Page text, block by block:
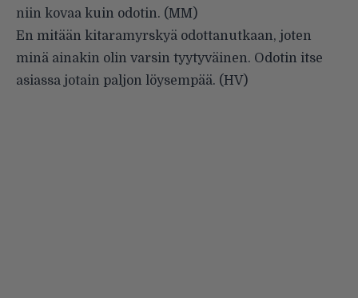
niin kovaa kuin odotin. (MM)
En mitään kitaramyrskyä odottanutkaan, joten
minä ainakin olin varsin tyytyväinen. Odotin itse
asiassa jotain paljon löysempää. (HV)